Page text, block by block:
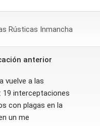
Rústicas Inmancha
anterior
vuelve a las
19 interceptaciones
con plagas en la
un me